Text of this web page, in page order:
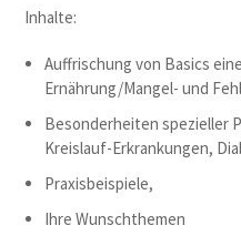
Inhalte:
Auffrischung von Basics
Ernährung/Mangel- und
Besonderheiten spezieller
Kreislauf-Erkrankungen,
Praxisbeispiele,
Ihre Wunschthemen